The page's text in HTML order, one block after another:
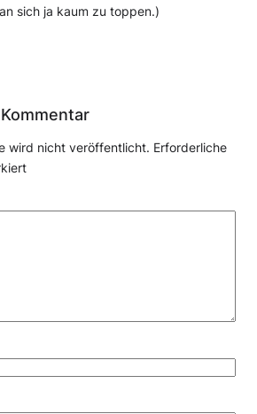
sich ja kaum zu toppen.)
wird nicht veröffentlicht. Erforderliche